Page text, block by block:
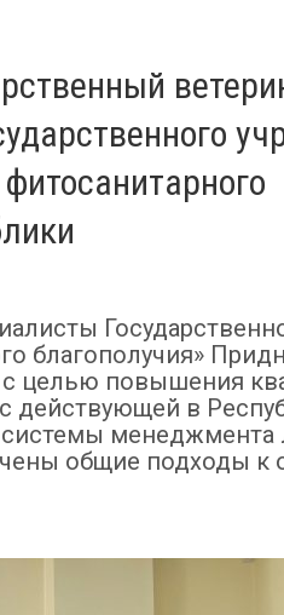
благополучия»
с целью повышения
в
менеджмента
общие подходы к